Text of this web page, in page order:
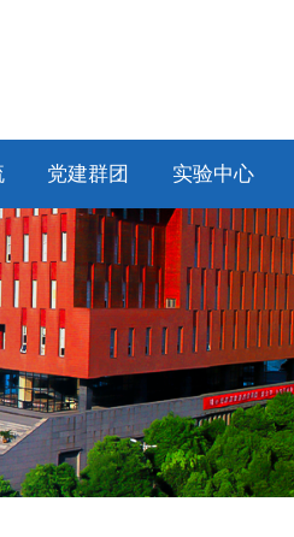
党建群团
通知公告
党务工作
工会工作
纪委工作
实验中心